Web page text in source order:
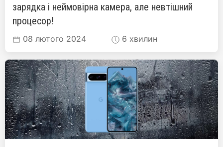
зарядка і неймовірна камера, але невтішний
процесор!
08 лютого 2024 6 хвилин